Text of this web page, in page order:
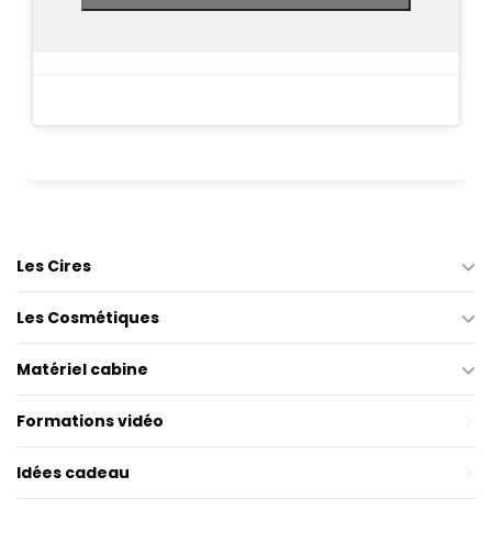
Les Cires
Les Cosmétiques
Matériel cabine
Formations vidéo
Idées cadeau